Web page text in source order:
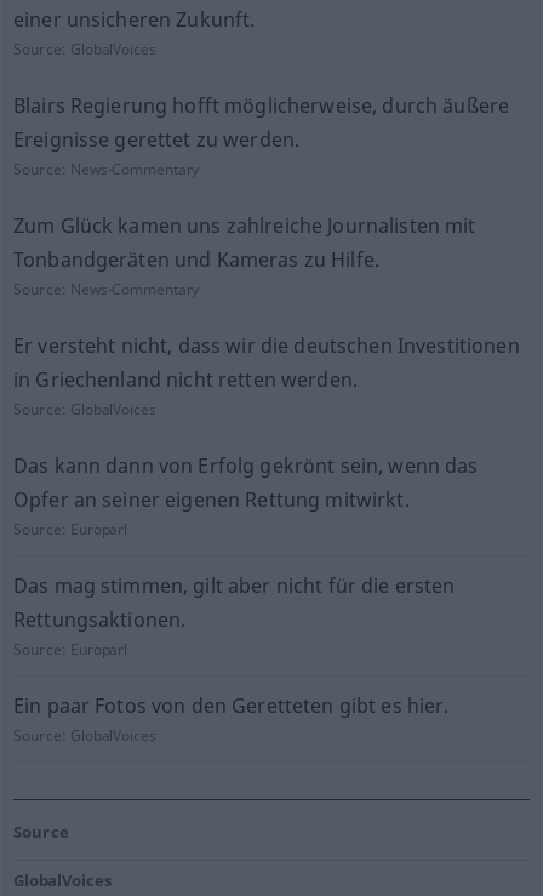
einer unsicheren Zukunft.
Source: GlobalVoices
Blairs Regierung hofft möglicherweise, durch äußere
Ereignisse gerettet zu werden.
Source: News-Commentary
Zum Glück kamen uns zahlreiche Journalisten mit
Tonbandgeräten und Kameras zu Hilfe.
Source: News-Commentary
Er versteht nicht, dass wir die deutschen Investitionen
in Griechenland nicht retten werden.
Source: GlobalVoices
Das kann dann von Erfolg gekrönt sein, wenn das
Opfer an seiner eigenen Rettung mitwirkt.
Source: Europarl
Das mag stimmen, gilt aber nicht für die ersten
Rettungsaktionen.
Source: Europarl
Ein paar Fotos von den Geretteten gibt es hier.
Source: GlobalVoices
Source
GlobalVoices